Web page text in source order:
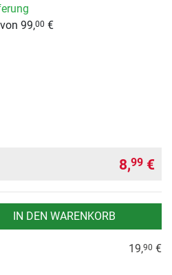
99,00 €
8,99 €
IN DEN WARENKORB
19,90 €